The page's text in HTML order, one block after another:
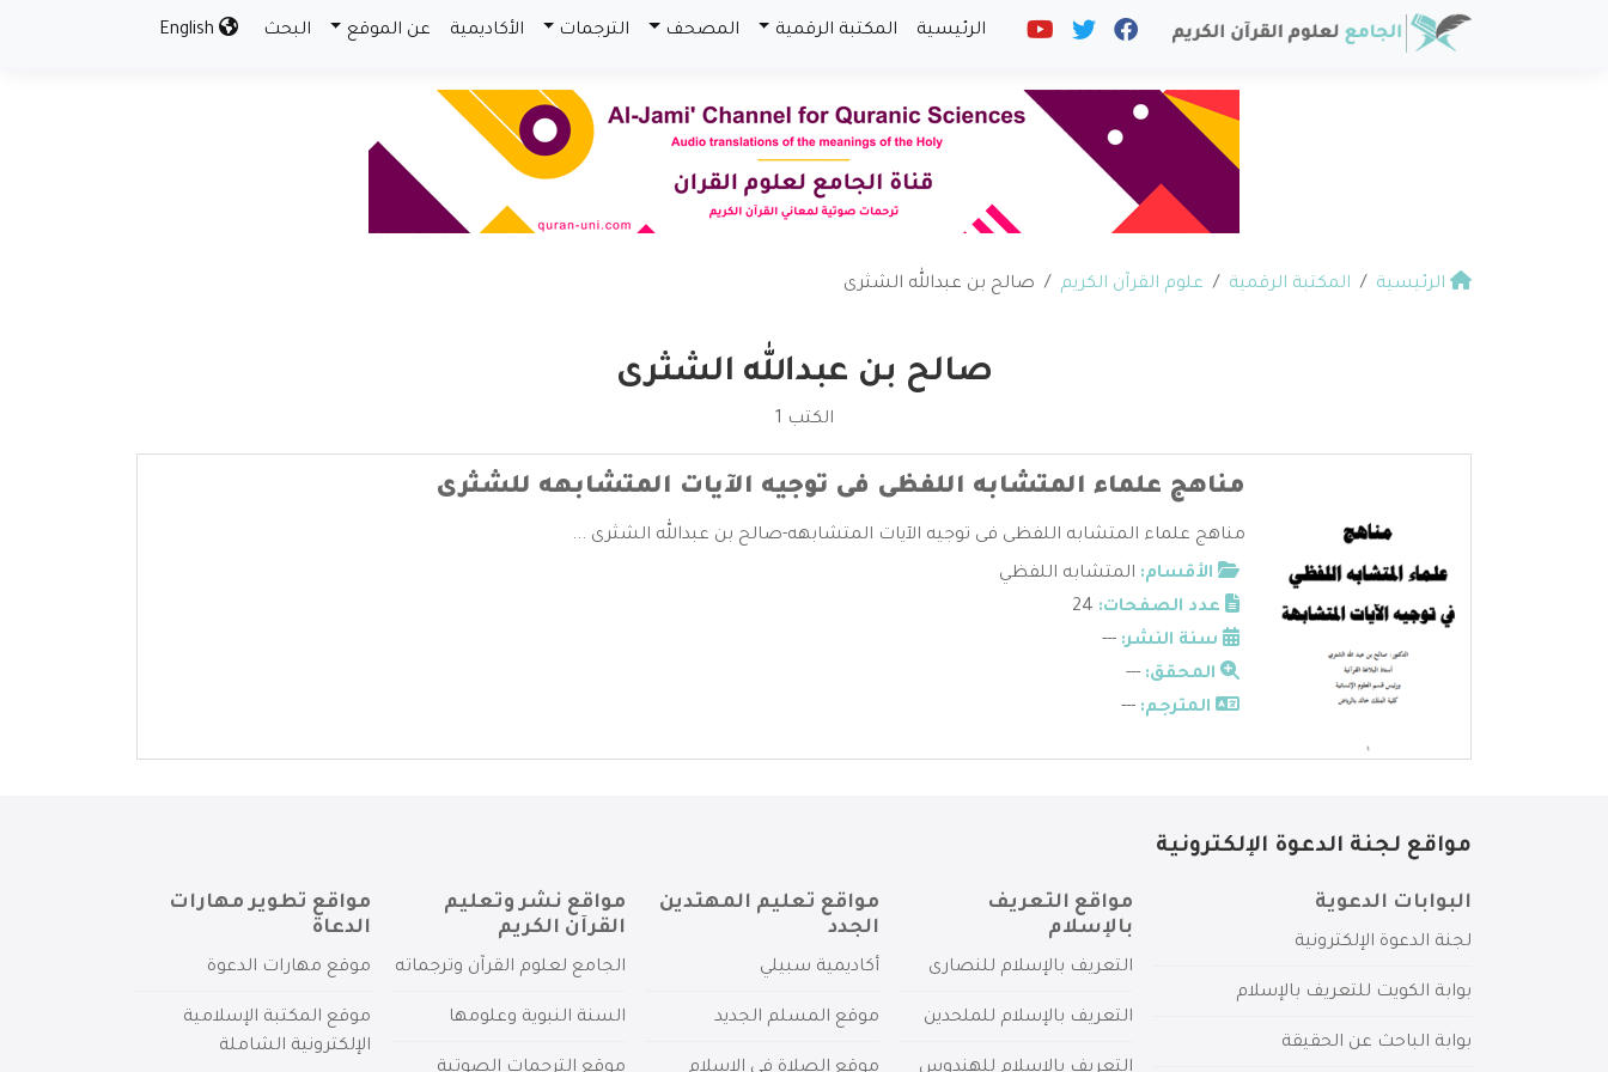
الرئيسية المكتبة الرقمية المصحف الترجمات الأكاديمية عن الموقع البحث
الرئيسية المكتبة الرقمية علوم القرآن الكريم صالح بن عبدالله الشثرى
صالح بن عبدالله الشثرى
الكتب 1
مناهج علماء المتشابه اللفظى فى توجيه الآيات المتشابهه للشثرى
مناهج علماء المتشابه اللفظى فى توجيه الآيات المتشابهه-صالح بن عبدالله الشثرى ...
الأقسام: المتشابه اللفظي
عدد الصفحات:
سنة النشر: ---
المحقق: ---
المترجم: ---
مواقع لجنة الدعوة الإلكترونية
البوابات الدعوية
لجنة الدعوة الإلكترونية
بوابة الكويت للتعريف بالإسلام
بوابة الباحث عن الحقيقة
مواقع التعريف
بالإسلام
التعريف بالإسلام للنصارى
التعريف بالإسلام للملحدين
مواقع تعليم المهتدين
الجدد
أكاديمية سبيلي
موقع المسلم الجديد
مواقع نشر وتعليم
القرآن الكريم
الجامع لعلوم القرآن وترجماته
السنة النبوية وعلومها
مواقع تطوير مهارات
الدعاة
موقع مهارات الدعوة
موقع المكتبة الإسلامية
الإلكترونية الشاملة